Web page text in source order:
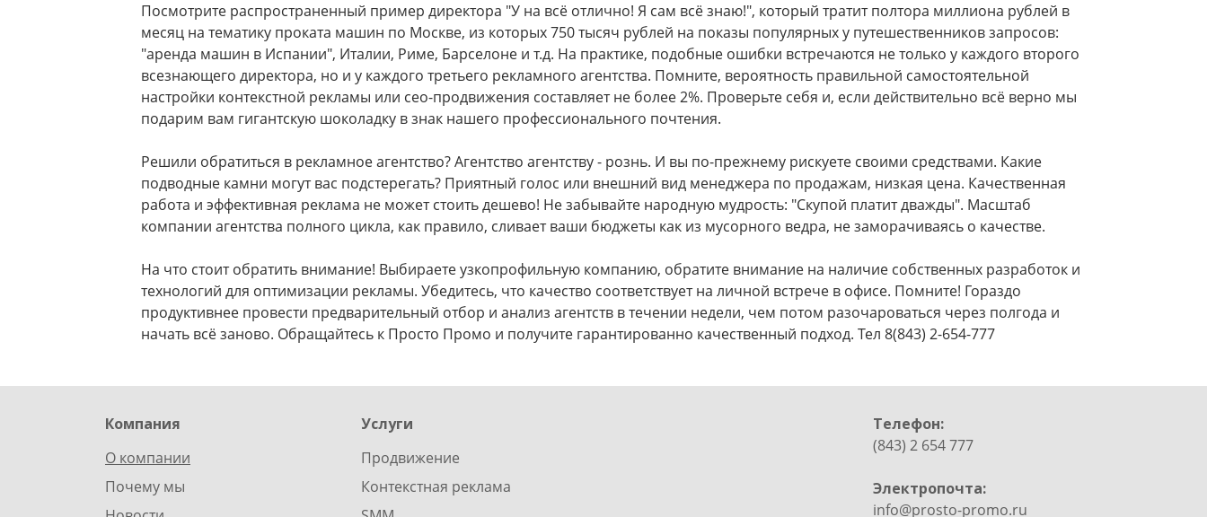
Посмотрите распространенный пример директора "У на всё отлично! Я сам всё знаю!", который тратит полтора миллиона рублей в
месяц на тематику проката машин по Москве, из которых 750 тысяч рублей на показы популярных у путешественников запросов:
"аренда машин в Испании", Италии, Риме, Барселоне и т.д. На практике, подобные ошибки встречаются не только у каждого второго
всезнающего директора, но и у каждого третьего рекламного агентства. Помните, вероятность правильной самостоятельной
настройки контекстной рекламы или сео-продвижения составляет не более 2%. Проверьте себя и, если действительно всё верно мы
подарим вам гигантскую шоколадку в знак нашего профессионального почтения.
Решили обратиться в рекламное агентство? Агентство агентству - рознь. И вы по-прежнему рискуете своими средствами. Какие
подводные камни могут вас подстерегать? Приятный голос или внешний вид менеджера по продажам, низкая цена. Качественная
работа и эффективная реклама не может стоить дешево! Не забывайте народную мудрость: "Скупой платит дважды". Масштаб
компании агентства полного цикла, как правило, сливает ваши бюджеты как из мусорного ведра, не заморачиваясь о качестве.
На что стоит обратить внимание! Выбираете узкопрофильную компанию, обратите внимание на наличие собственных разработок и
технологий для оптимизации рекламы. Убедитесь, что качество соответствует на личной встрече в офисе. Помните! Гораздо
продуктивнее провести предварительный отбор и анализ агентств в течении недели, чем потом разочароваться через полгода и
начать всё заново. Обращайтесь к Просто Промо и получите гарантированно качественный подход. Тел 8(843) 2-654-777
Компания
О компании
Почему мы
Услуги
Продвижение
Контекстная реклама
Телефон:
(843) 2 654 777
Электропочта:
info@prosto-promo.ru